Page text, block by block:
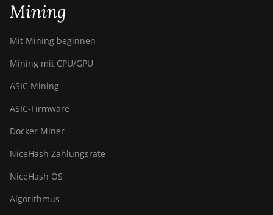
Mining
Mit Mining beginnen
Mining mit CPU/GPU
ASIC Mining
ASIC-Firmware
Docker Miner
NiceHash Zahlungsrate
NiceHash OS
Algorithmus